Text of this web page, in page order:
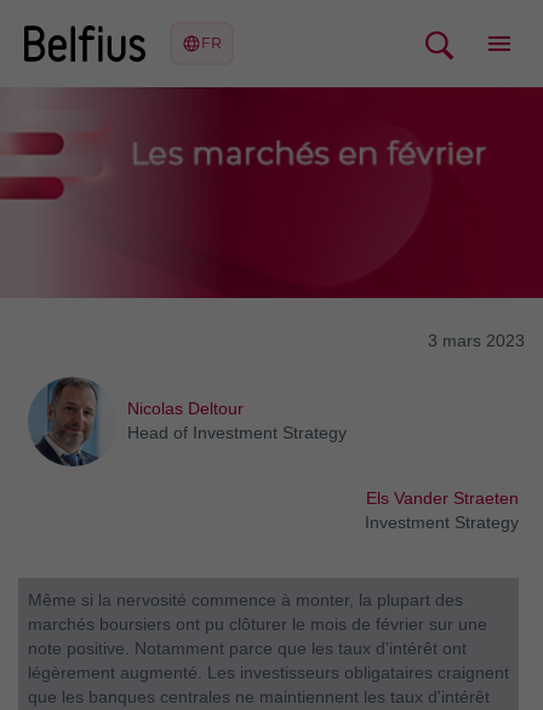
3 mars 2023
Nicolas Deltour
Head of Investment Strategy
Els Vander Straeten
Investment Strategy
Même si la nervosité commence à monter, la plupart des
marchés boursiers ont pu clôturer le mois de février sur une
note positive. Notamment parce que les taux d'intérêt ont
légèrement augmenté. Les investisseurs obligataires craignent
que les banques centrales ne maintiennent les taux d'intérêt